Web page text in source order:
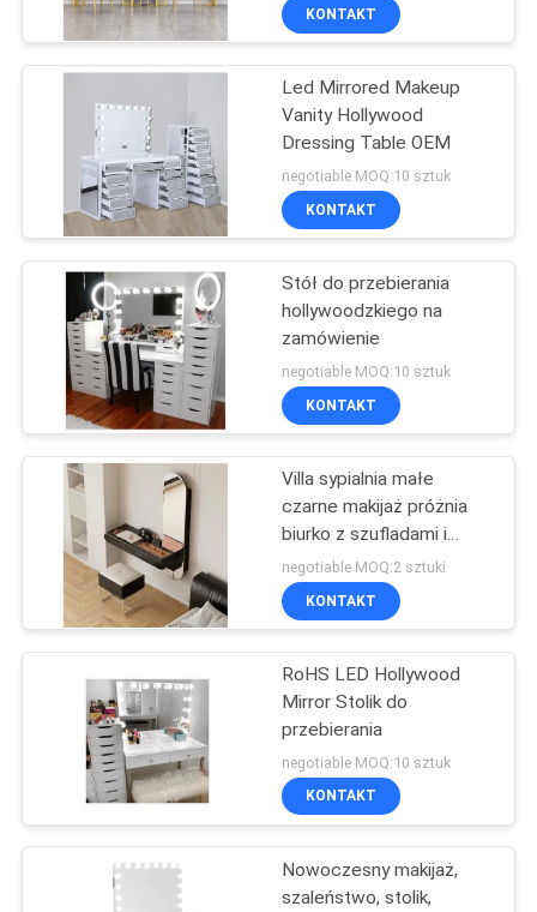
AKTUALNOŚCI
WSZYSTKIE
PRZYPADKI
POPROSIĆ
O
WYCENĘ
SITEMAP
POLITYKA
PRYWATNOŚCI
Dom z kapsułą
kosmiczną
Lustro do makijażu
27
Hollywood Mirror
Zestawy mebli
sypialni
KONTAKT
Led Mirrored Makeup
Vanity Hollywood
Dressing Table OEM
negotiable MOQ:10 sztuk
KONTAKT
Stół do przebierania
hollywoodzkiego na
zamówienie
negotiable MOQ:10 sztuk
KONTAKT
Villa sypialnia małe
czarne makijaż próżnia
biurko z szufladami i
światła LED
negotiable MOQ:2 sztuki
KONTAKT
RoHS LED Hollywood
Mirror Stolik do
przebierania
negotiable MOQ:10 sztuk
KONTAKT
Nowoczesny makijaż,
szaleństwo, stolik,